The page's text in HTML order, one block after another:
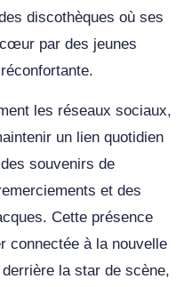
discothèques où ses
par des jeunes
les réseaux sociaux,
un lien quotidien
souvenirs de
et des
Cette présence
connectée à la nouvelle
la star de scène,